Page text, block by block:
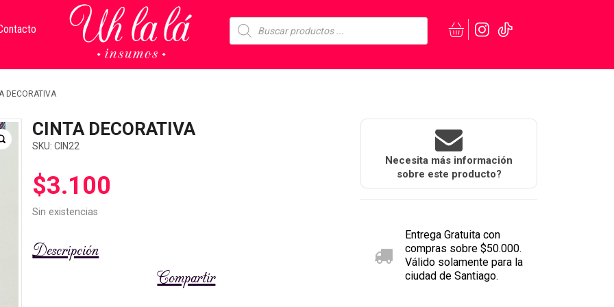
Búsqueda
de
productos
DECORATIVA
CINTA DECORATIVA
SKU:CIN22
$3.100
Sin existencias
Descripción
Compartir
Necesita más información
sobre este producto?
Entrega Gratuita con
compras sobre $50.000.
Válido solamente para la
ciudad de Santiago.